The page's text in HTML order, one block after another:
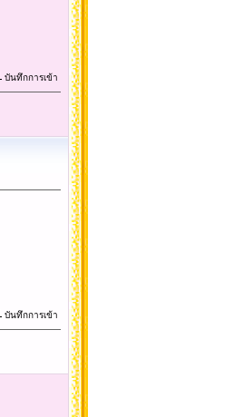
บันทึกการเข้า
บันทึกการเข้า